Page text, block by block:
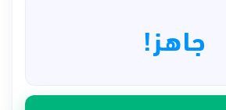
جاهز!